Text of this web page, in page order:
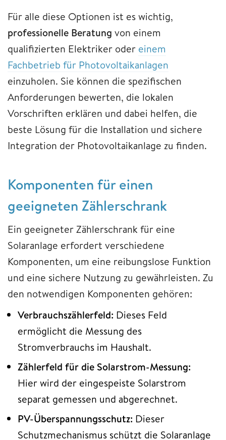
Für alle diese Optionen ist es wichtig,
professionelle Beratung von einem
qualifizierten Elektriker oder einem
Fachbetrieb für Photovoltaikanlagen
einzuholen. Sie können die spezifischen
Anforderungen bewerten, die lokalen
Vorschriften erklären und dabei helfen, die
beste Lösung für die Installation und sichere
Integration der Photovoltaikanlage zu finden.
Komponenten für einen
geeigneten Zählerschrank
Ein geeigneter Zählerschrank für eine
Solaranlage erfordert verschiedene
Komponenten, um eine reibungslose Funktion
und eine sichere Nutzung zu gewährleisten. Zu
den notwendigen Komponenten gehören:
Verbrauchszählerfeld: Dieses Feld
ermöglicht die Messung des
Stromverbrauchs im Haushalt.
Zählerfeld für die Solarstrom-Messung:
Hier wird der eingespeiste Solarstrom
separat gemessen und abgerechnet.
PV-Überspannungsschutz: Dieser
Schutzmechanismus schützt die Solaranlage